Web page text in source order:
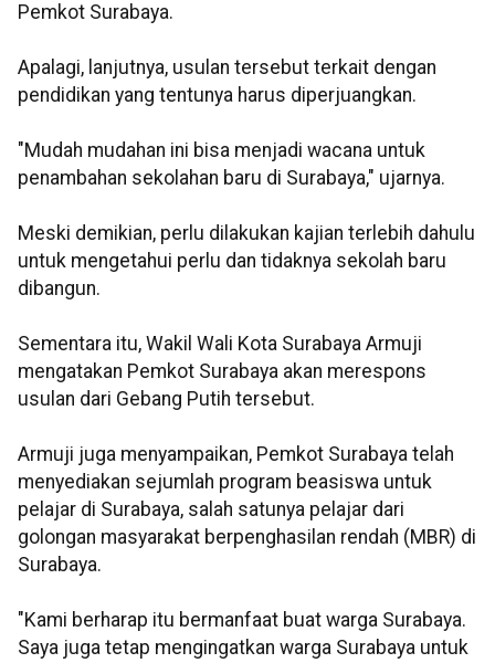
Pemkot Surabaya.
Apalagi, lanjutnya, usulan tersebut terkait dengan
pendidikan yang tentunya harus diperjuangkan.
"Mudah mudahan ini bisa menjadi wacana untuk
penambahan sekolahan baru di Surabaya," ujarnya.
Meski demikian, perlu dilakukan kajian terlebih dahulu
untuk mengetahui perlu dan tidaknya sekolah baru
dibangun.
Sementara itu, Wakil Wali Kota Surabaya Armuji
mengatakan Pemkot Surabaya akan merespons
usulan dari Gebang Putih tersebut.
Armuji juga menyampaikan, Pemkot Surabaya telah
menyediakan sejumlah program beasiswa untuk
pelajar di Surabaya, salah satunya pelajar dari
golongan masyarakat berpenghasilan rendah (MBR) di
Surabaya.
"Kami berharap itu bermanfaat buat warga Surabaya.
Saya juga tetap mengingatkan warga Surabaya untuk